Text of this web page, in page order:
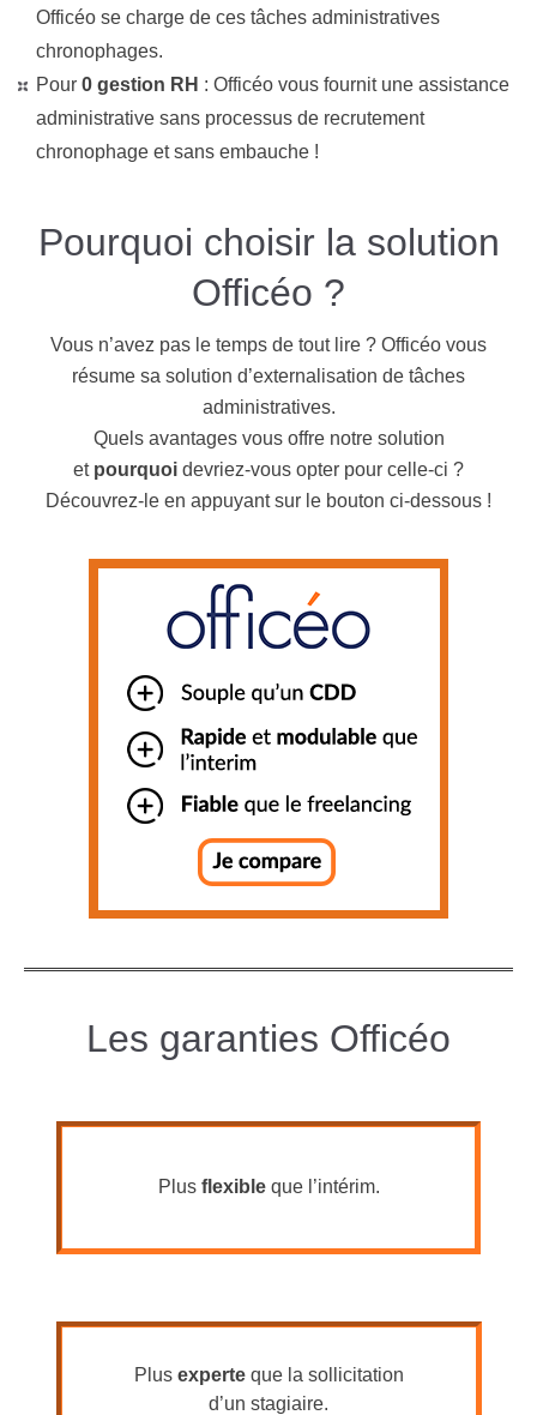
Officéo se charge de ces tâches administratives
chronophages.
Pour 0 gestion RH : Officéo vous fournit une assistance
administrative sans processus de recrutement
chronophage et sans embauche !
Pourquoi choisir la solution
Officéo ?
Vous n’avez pas le temps de tout lire ? Officéo vous
résume sa solution d’externalisation de tâches
administratives.
Quels avantages vous offre notre solution
et pourquoi devriez-vous opter pour celle-ci ?
Découvrez-le en appuyant sur le bouton ci-dessous !
Les garanties Officéo
Plusflexibleque l’intérim.
Plus experteque la sollicitation
d’un stagiaire.